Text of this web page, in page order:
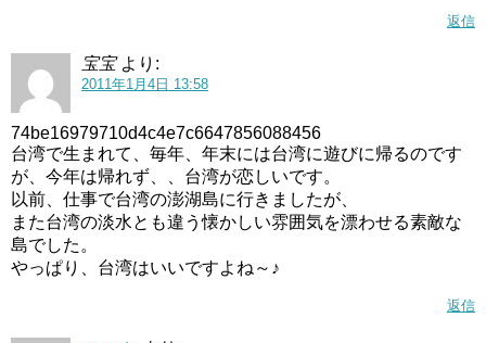
返信
宝宝 より:
2011年1月4日 13:58
74be16979710d4c4e7c6647856088456
台湾で生まれて、毎年、年末には台湾に遊びに帰るのです
が、今年は帰れず、、台湾が恋しいです。
以前、仕事で台湾の澎湖島に行きましたが、
また台湾の淡水とも違う懐かしい雰囲気を漂わせる素敵な
島でした。
やっぱり、台湾はいいですよね～♪
返信